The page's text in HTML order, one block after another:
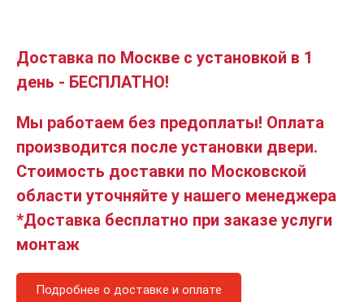
Доставка по Москве с установкой в 1
день - БЕСПЛАТНО!
Мы работаем без предоплаты! Оплата
производится после установки двери.
Стоимость доставки по Московской
области уточняйте у нашего менеджера
*Доставка бесплатно при заказе услуги
монтаж
Подробнее о доставке и оплате